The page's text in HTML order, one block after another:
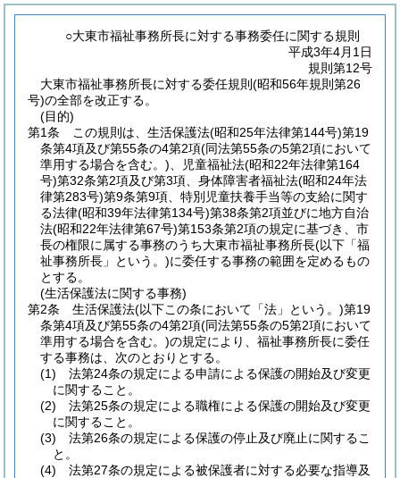
○大東市福祉事務所長に対する事務委任に関する規則
平成3年4月1日
規則第12号
大東市福祉事務所長に対する委任規則(昭和56年規則第26
号)の全部を改正する。
(目的)
第1条
この規則は、生活保護法(昭和25年法律第144号)第19
条第4項及び第55条の4第2項(同法第55条の5第2項において
準用する場合を含む。) 、児童福祉法(昭和22年法律第164
号)第32条第2項及び第3項、身体障害者福祉法(昭和24年法
律第283号)第9条第9項、特別児童扶養手当等の支給に関す
る法律(昭和39年法律第134号)第38条第2項並びに地方自治
法(昭和22年法律第67号)第153条第2項の規定に基づき、市
長の権限に属する事務のうち大東市福祉事務所長(以下「福
祉事務所長」という。)に委任する事務の範囲を定めるもの
とする。
(生活保護法に関する事務)
第2条
生活保護法(以下この条において「法」という。)第19
条第4項及び第55条の4第2項(同法第55条の5第2項において
準用する場合を含む。)の規定により、福祉事務所長に委任
する事務は、次のとおりとする。
(1)
法第24条の規定による申請による保護の開始及び変更
に関すること。
(2)
法第25条の規定による職権による保護の開始及び変更
に関すること。
(3)
法第26条の規定による保護の停止及び廃止に関するこ
と。
(4)
法第27条の規定による被保護者に対する必要な指導及